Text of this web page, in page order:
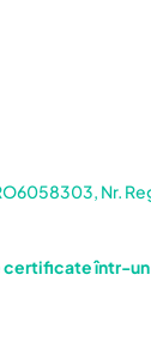
Nr.
certificate într-un